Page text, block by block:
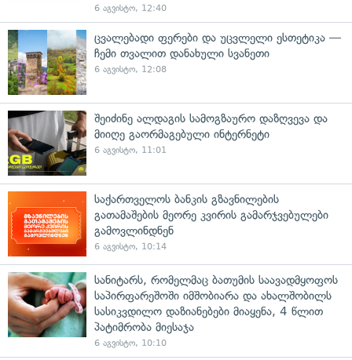
6 აგვისტო, 12:40
ცვალებადი ფერები და უცვლელი ესთეტიკა —
ჩემი თვალით დანახული სვანეთი
6 აგვისტო, 12:08
შეიძინე ალდაგის სამოგზაურო დაზღვევა და
მიიღე გაორმაგებული ინტერნეტი
6 აგვისტო, 11:01
საქართველოს ბანკის გზავნილების
გათამაშების მეორე კვირის გამარჯვებულები
გამოვლინდნენ
6 აგვისტო, 10:14
სანიტარს, რომელმაც ბათუმის საავადმყოფოს
საპირფარეშოში იმშობიარა და ახალშობილს
სასიკვდილო დაზიანებები მიაყენა, 4 წლით
პატიმრობა მიესაჯა
6 აგვისტო, 10:10